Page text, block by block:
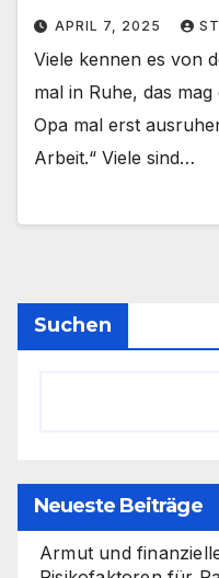
APRIL 7, 2025
Viele kennen es von
mal in Ruhe, das
Opa mal erst
Arbeit.“ Viele sind…
Suchen
Neueste Beiträge
Armut und